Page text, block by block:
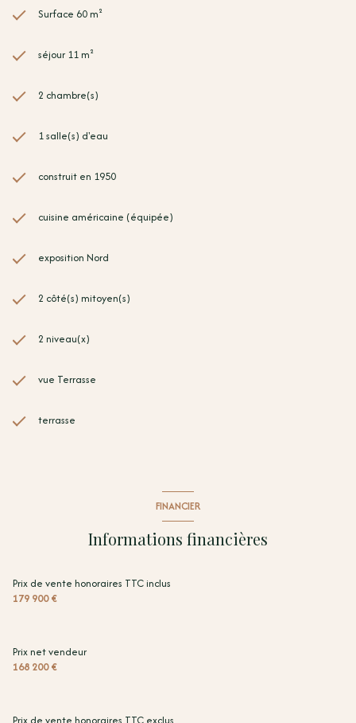
Surface 60 m²
séjour 11 m²
2 chambre(s)
1 salle(s) d'eau
construit en 1950
cuisine américaine (équipée)
exposition Nord
2 côté(s) mitoyen(s)
2 niveau(x)
vue Terrasse
terrasse
FINANCIER
Informations financières
Prix de vente honoraires TTC inclus
179 900 €
Prix net vendeur
168 200 €